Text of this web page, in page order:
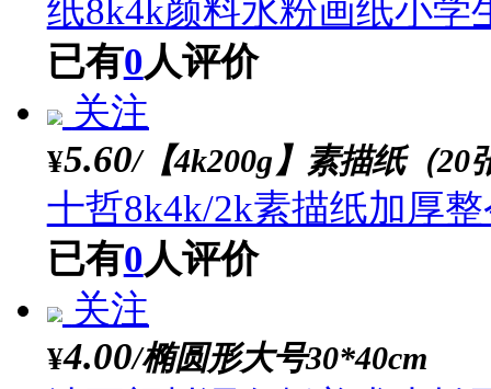
¥15.00/8k 多功能纸【100
十哲加厚多功能纸4k/
已有0 人评价
关注
¥2.70 /8k 水粉纸【20张】
十哲水粉纸色彩纸画
纸8k4k颜料水粉画纸